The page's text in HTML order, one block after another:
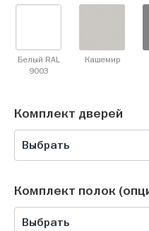
Белый RAL
9003
Кашемир
Комплект дверей
Выбрать
Комплект полок
Выбрать